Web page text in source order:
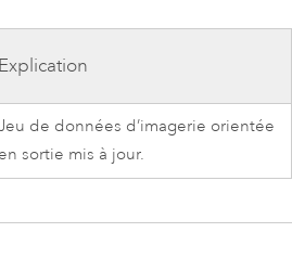
Explication
de données d’imagerie orientée
en sortie mis à jour.